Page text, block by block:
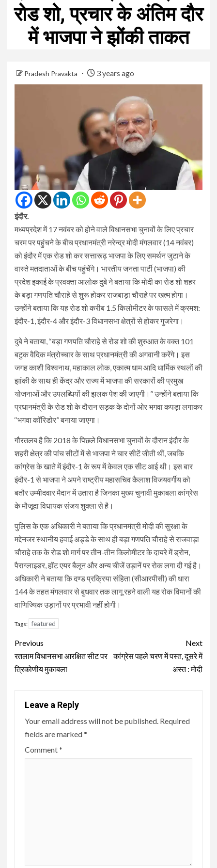
रोड शो, प्रचार के अंतिम दौर
में भाजपा ने झोंकी ताकत
Pradesh Pravakta 3 years ago
इंदौर.
मध्यप्रदेश में 17 नवंबर को होने वाले विधानसभा चुनावों के लिए प्रचार
चरम पर पहुंचने के बीच प्रधानमंत्री नरेन्द्र मोदी मंगलवार (14 नवंबर)
को इंदौर में एक रोड शो कर सत्तारूढ़ भाजपा के लिए समर्थन जुटाने के
वास्ते मतदाताओं के बीच पहुंचेंगे। भारतीय जनता पार्टी (भाजपा) की
प्रदेश इकाई के प्रवक्ता आलोक दुबे ने बताया कि मोदी का रोड शो शहर
के बड़ा गणपति चौराहे से शुरू होकर राजबाड़ा चौराहे पर खत्म होगा।
उन्होंने बताया कि यह रोड शो करीब 1.5 किलोमीटर के फासले में क्रमश:
इंदौर-1, इंदौर-4 और इंदौर-3 विधानसभा क्षेत्रों से होकर गुजरेगा।
दुबे ने बताया, ‘‘बड़ा गणपति चौराहे से रोड शो की शुरुआत के वक्त 101
बटुक वैदिक मंत्रोच्चार के साथ प्रधानमंत्री की अगवानी करेंगे। इस
जगह काशी विश्वनाथ, महाकाल लोक, एकात्म धाम आदि धार्मिक स्थलों की
झांकी के साथ ही केंद्र और राज्य में भाजपा की सरकारों की प्रमुख
योजनाओं और उपलब्धियों की झलक पेश की जाएगी।’’ उन्होंने बताया कि
प्रधानमंत्री के रोड शो के दौरान सड़क के दोनों ओर भगवा कपड़ा लगाकर
‘‘भगवा कॉरिडोर’’ बनाया जाएगा।
गौरतलब है कि 2018 के पिछले विधानसभा चुनावों के दौरान इंदौर के
शहरी क्षेत्र की पांच सीटों में से भाजपा ने चार सीटें जीती थीं, जबकि
कांग्रेस के खाते में इंदौर-1 के रूप में केवल एक सीट आई थी। इस बार
इंदौर-1 से भाजपा ने अपने राष्ट्रीय महासचिव कैलाश विजयवर्गीय को
बतौर उम्मीदवार मैदान में उतारा है जिनका मुख्य चुनावी मुकाबला कांग्रेस
के मौजूदा विधायक संजय शुक्ला से है।
पुलिस के एक अधिकारी ने बताया कि प्रधानमंत्री मोदी की सुरक्षा के
मद्देनजर स्थानीय हवाई अड्डे के साथ ही बड़ा गणपति चौराहे से राजवाड़ा
चौराहे तक के रोड शो मार्ग पर तीन-तीन किलोमीटर के दायरे में ड्रोन,
पैराग्लाइडर, हॉट एयर बैलून और अन्य चीजें उड़ानें पर रोक लगा दी गई है।
अधिकारी ने बताया कि दण्ड प्रक्रिया संहिता (सीआरपीसी) की धारा
144 के तहत मंगलवार से बुधवार तक लागू रहने वाली यह रोक विमानों की
वाणिज्यिक उड़ानों पर प्रभावी नहीं होगी।
Tags: featured
Continue
Reading
Previous
रतलाम विधानसभा आरक्षित सीट पर
त्रिकोणीय मुकाबला
Next
कांग्रेस पहले चरण में पस्त, दूसरे में
अस्त : मोदी
Leave a Reply
Your email address will not be published. Required
fields are marked*
Comment*